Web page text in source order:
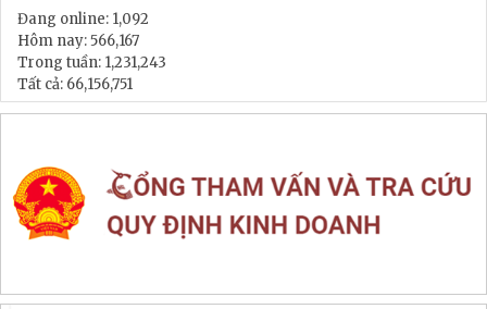
Đang online: 1,092
Hôm nay:566,167
Trong tuần: 1,231,243
Tất cả: 66,156,751